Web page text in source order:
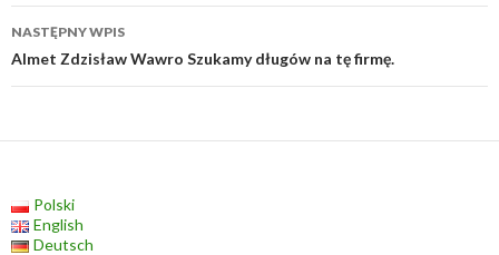
NASTĘPNY WPIS
Almet Zdzisław Wawro Szukamy długów na tę firmę.
Polski
English
Deutsch